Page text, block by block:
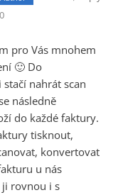
pro Vás mnohem
🙂 Do
stačí nahrát scan
následně
do každé faktury.
tisknout,
konvertovat
u nás
rovnou i s